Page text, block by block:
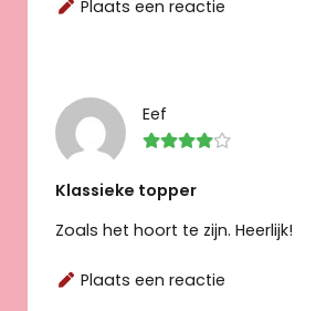
Plaats een reactie
Eef
Klassieke topper
Zoals het hoort te zijn. Heerlijk!
Plaats een reactie